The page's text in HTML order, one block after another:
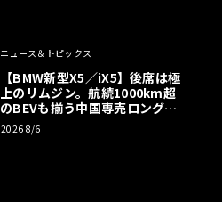
ニュース＆トピックス
【BMW新型X5／iX5】後席は極
上のリムジン。航続1000km超
のBEVも揃う中国専売ロング仕
様の全貌
2026 8/6